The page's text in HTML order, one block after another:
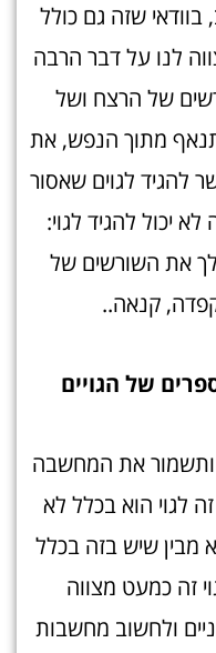
שזה גם כולל
לנו על דבר הרבה
של הרצח ושל
מתוך הנפש, את
להגיד לגוים שאסור
יכול להגיד לגוי:
את השורשים של
קנאה..
של הגויים
ותשמור את המחשבה
לגוי הוא בכלל לא
מבין שיש בזה בכלל
זה כמעט מצווה
ולחשוב מחשבות